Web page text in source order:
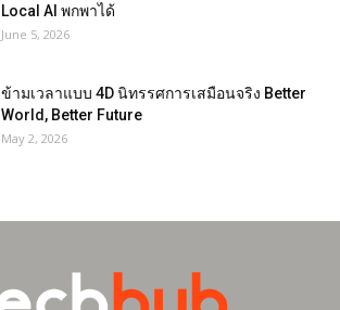
Local AI พกพาได้
June 5, 2026
ข้ามเวลาแบบ 4D นิทรรศการเสมือนจริง Better
World, Better Future
May 2, 2026